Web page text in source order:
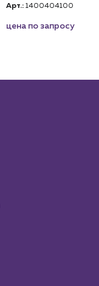
Арт.: 1400404100
цена по запросу